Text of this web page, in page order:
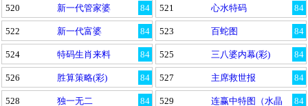
84
520 新一代管家婆 84
521 心水特码
84
522 新一代富婆 84
523 百蛇图
84
524 特码生肖来料 84
525 三八婆内幕(彩)
84
526 胜算策略(彩) 84
527 主席救世报
84
528 独一无二 84
529
连赢中特图（水晶